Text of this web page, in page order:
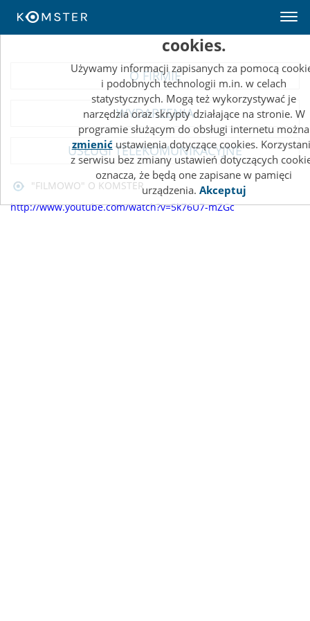
Ta strona wykorzystuje pliki
cookies.
Używamy informacji zapisanych za pomocą
i podobnych technologii m.in. w celach
statystycznych. Mogą też wykorzystywać je
narzędzia oraz skrypty działające na stronie. W
programie służącym do obsługi internetu można
zmienićustawienia dotyczące cookies.
z serwisu bez zmiany ustawień dotyczących
oznacza, że będą one zapisane w pamięci
urządzenia. Akceptuj
O FIRMIE
WYDARZENIA
USŁUGI TELEKOMUNIKACYJNE
"FILMOWO" O KOMSTER
http://www.youtube.com/watch?v=5k76U7-mZGc